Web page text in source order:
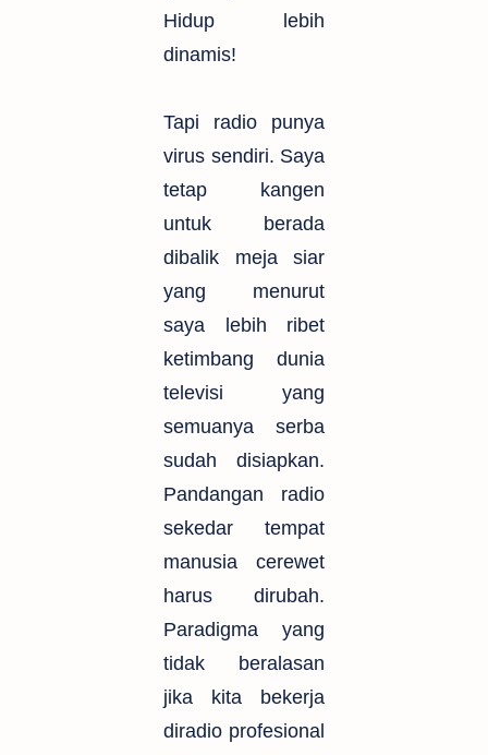
Hidup lebih
dinamis!
Tapi radio punya
virus sendiri. Saya
tetap kangen
untuk berada
dibalik meja siar
yang menurut
saya lebih ribet
ketimbang dunia
televisi yang
semuanya serba
sudah disiapkan.
Pandangan radio
sekedar tempat
manusia cerewet
harus dirubah.
Paradigma yang
tidak beralasan
jika kita bekerja
diradio profesional